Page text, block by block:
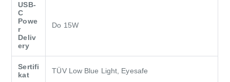
USB-
C
Powe
r
Deliv
ery
Do 15W
Sertifi
kat
TÜV Low Blue Light, Eyesafe